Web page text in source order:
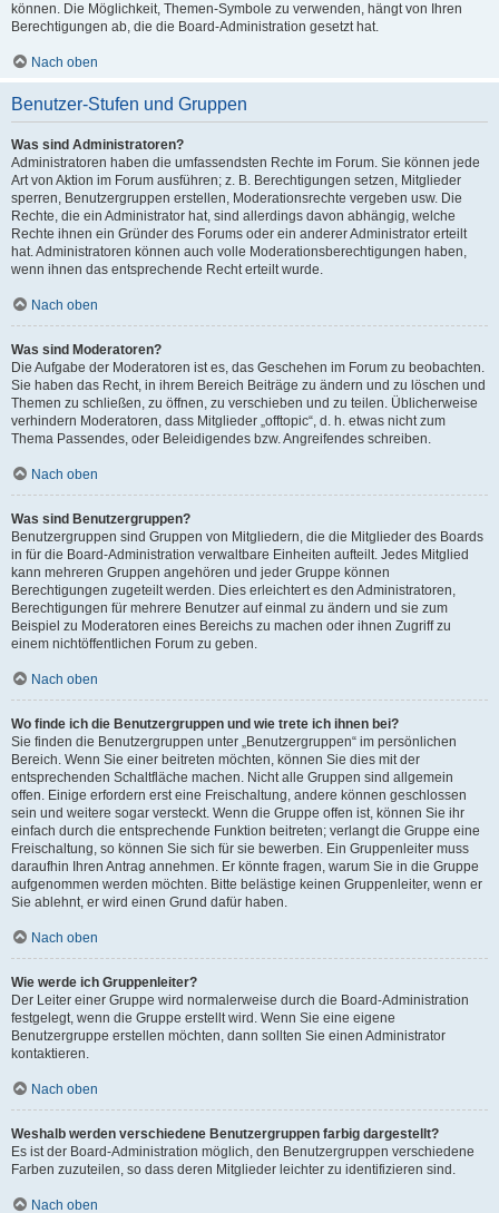
können. Die Möglichkeit, Themen-Symbole zu verwenden, hängt von Ihren
Berechtigungen ab, die die Board-Administration gesetzt hat.
Nach oben
Benutzer-Stufen und Gruppen
Was sind Administratoren?
Administratoren haben die umfassendsten Rechte im Forum. Sie können jede
Art von Aktion im Forum ausführen; z. B. Berechtigungen setzen, Mitglieder
sperren, Benutzergruppen erstellen, Moderationsrechte vergeben usw. Die
Rechte, die ein Administrator hat, sind allerdings davon abhängig, welche
Rechte ihnen ein Gründer des Forums oder ein anderer Administrator erteilt
hat. Administratoren können auch volle Moderationsberechtigungen haben,
wenn ihnen das entsprechende Recht erteilt wurde.
Nach oben
Was sind Moderatoren?
Die Aufgabe der Moderatoren ist es, das Geschehen im Forum zu beobachten.
Sie haben das Recht, in ihrem Bereich Beiträge zu ändern und zu löschen und
Themen zu schließen, zu öffnen, zu verschieben und zu teilen. Üblicherweise
verhindern Moderatoren, dass Mitglieder „offtopic“, d. h. etwas nicht zum
Thema Passendes, oder Beleidigendes bzw. Angreifendes schreiben.
Nach oben
Was sind Benutzergruppen?
Benutzergruppen sind Gruppen von Mitgliedern, die die Mitglieder des Boards
in für die Board-Administration verwaltbare Einheiten aufteilt. Jedes Mitglied
kann mehreren Gruppen angehören und jeder Gruppe können
Berechtigungen zugeteilt werden. Dies erleichtert es den Administratoren,
Berechtigungen für mehrere Benutzer auf einmal zu ändern und sie zum
Beispiel zu Moderatoren eines Bereichs zu machen oder ihnen Zugriff zu
einem nichtöffentlichen Forum zu geben.
Nach oben
Wo finde ich die Benutzergruppen und wie trete ich ihnen bei?
Sie finden die Benutzergruppen unter „Benutzergruppen“ im persönlichen
Bereich. Wenn Sie einer beitreten möchten, können Sie dies mit der
entsprechenden Schaltfläche machen. Nicht alle Gruppen sind allgemein
offen. Einige erfordern erst eine Freischaltung, andere können geschlossen
sein und weitere sogar versteckt. Wenn die Gruppe offen ist, können Sie ihr
einfach durch die entsprechende Funktion beitreten; verlangt die Gruppe eine
Freischaltung, so können Sie sich für sie bewerben. Ein Gruppenleiter muss
daraufhin Ihren Antrag annehmen. Er könnte fragen, warum Sie in die Gruppe
aufgenommen werden möchten. Bitte belästige keinen Gruppenleiter, wenn er
Sie ablehnt, er wird einen Grund dafür haben.
Nach oben
Wie werde ich Gruppenleiter?
Der Leiter einer Gruppe wird normalerweise durch die Board-Administration
festgelegt, wenn die Gruppe erstellt wird. Wenn Sie eine eigene
Benutzergruppe erstellen möchten, dann sollten Sie einen Administrator
kontaktieren.
Nach oben
Weshalb werden verschiedene Benutzergruppen farbig dargestellt?
Es ist der Board-Administration möglich, den Benutzergruppen verschiedene
Farben zuzuteilen, so dass deren Mitglieder leichter zu identifizieren sind.
Nach oben